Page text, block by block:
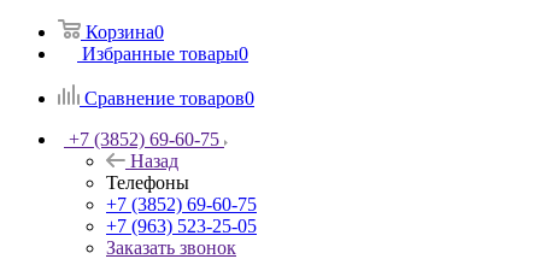
Корзина0
Избранные товары0
Сравнение товаров0
+7 (3852) 69-60-75
Назад
Телефоны
+7 (3852) 69-60-75
+7 (963) 523-25-05
Заказать звонок